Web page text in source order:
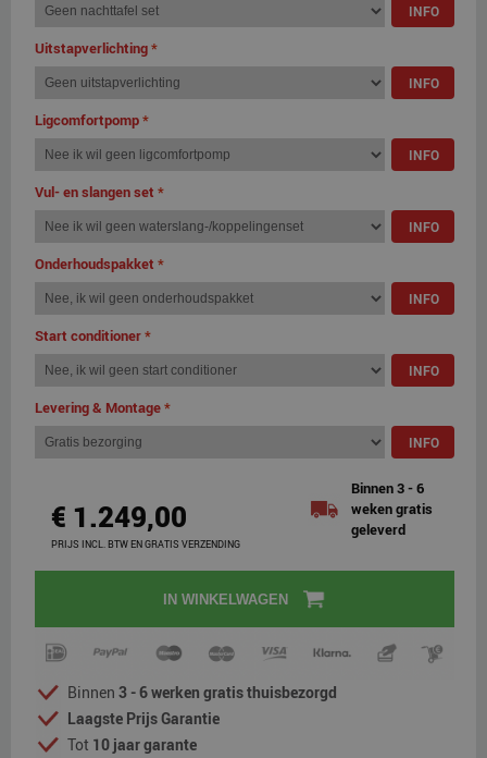
INFO
Uitstapverlichting*
INFO
Ligcomfortpomp*
INFO
Vul- en slangen set *
INFO
Onderhoudspakket *
INFO
Start conditioner*
INFO
Levering & Montage*
INFO
€ 1.249,00
PRIJS INCL. BTW EN GRATIS VERZENDING
Binnen 3 - 6
weken gratis
geleverd
IN WINKELWAGEN
Binnen 3 - 6 werken gratis thuisbezorgd
Laagste Prijs Garantie
Tot 10 jaar garante